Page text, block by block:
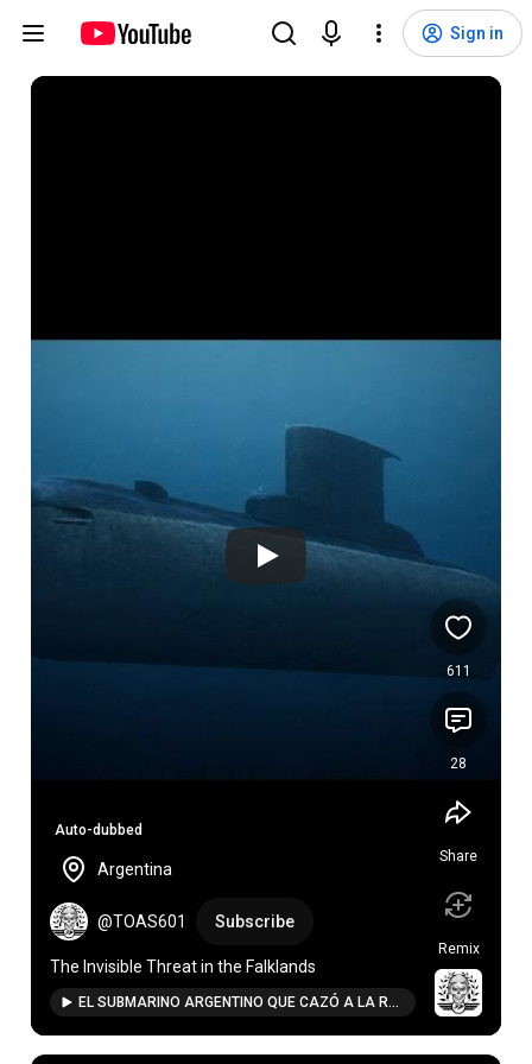
Sign in
Auto-dubbed
Argentina
@TOAS601 Subscribe
The Invisible Threat in the Falklands
EL SUBMARINO ARGENTINO QUE CAZÓ A LA ROYAL NAVY
611
28
Share
Remix